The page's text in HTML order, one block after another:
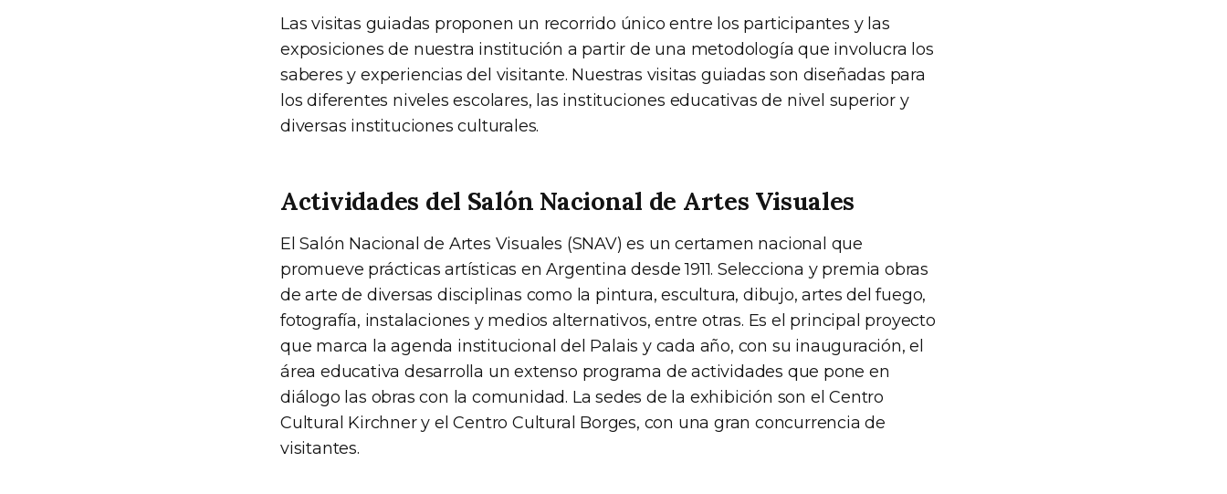
Las visitas guiadas proponen un recorrido único entre los participantes y las
exposiciones de nuestra institución a partir de una metodología que involucra los
saberes y experiencias del visitante. Nuestras visitas guiadas son diseñadas para
los diferentes niveles escolares, las instituciones educativas de nivel superior y
diversas instituciones culturales.
Actividades del Salón Nacional de Artes Visuales
El Salón Nacional de Artes Visuales (SNAV) es un certamen nacional que
promueve prácticas artísticas en Argentina desde 1911. Selecciona y premia obras
de arte de diversas disciplinas como la pintura, escultura, dibujo, artes del fuego,
fotografía, instalaciones y medios alternativos, entre otras. Es el principal proyecto
que marca la agenda institucional del Palais y cada año, con su inauguración, el
área educativa desarrolla un extenso programa de actividades que pone en
diálogo las obras con la comunidad. La sedes de la exhibición son el Centro
Cultural Kirchner y el Centro Cultural Borges, con una gran concurrencia de
visitantes.